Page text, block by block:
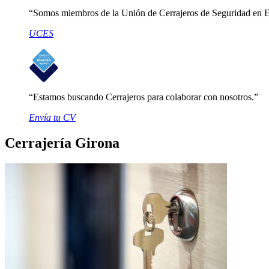
Somos miembros de la Unión de Cerrajeros de Seguridad en
UCES
Estamos buscando Cerrajeros para colaborar con nosotros.
Envía tu CV
Cerrajería Girona